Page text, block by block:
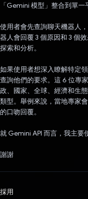
「Gemini 模型」整合到單一
使用者會先查詢聊天機器人
器人會回覆 3 個原因和 3 個
探索和分析。
如果使用者想深入瞭解特定
查詢他們的要求。這 6 位專
政、國家、全球、經濟和生
類型。舉例來說，當地專家
的口吻回覆。
就 Gemini API 而言，我主要
謝謝
採用